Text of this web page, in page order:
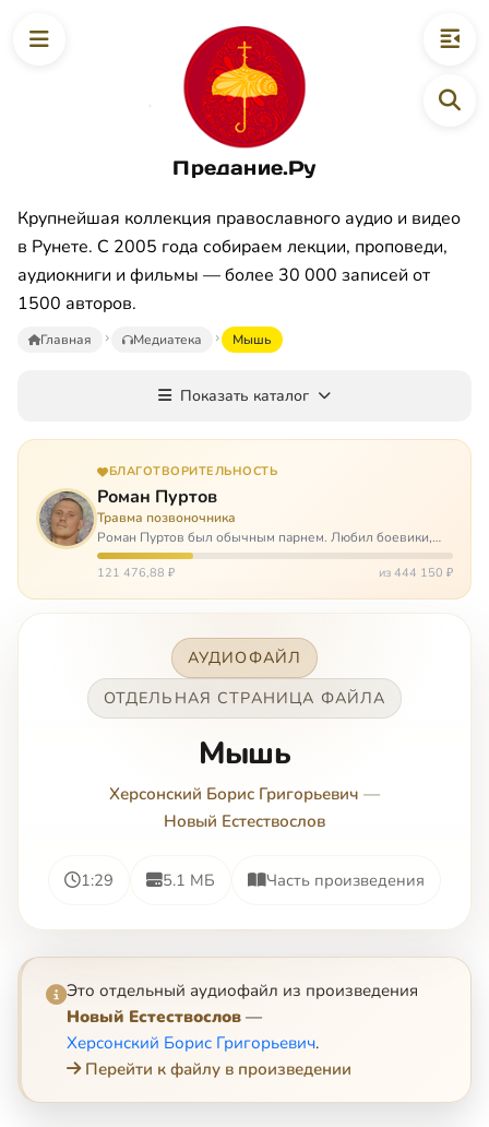
Предание.Ру
Крупнейшая коллекция православного аудио и видео
в Рунете. С 2005 года собираем лекции, проповеди,
аудиокниги и фильмы — более 30 000 записей от
1500 авторов.
Главная Медиатека Мышь
Показать каталог
БЛАГОТВОРИТЕЛЬНОСТЬ
Роман Пуртов
Травма позвоночника
Роман Пуртов был обычным парнем. Любил боевики,
хорошие автомобили, был не дурак поиграть в комп,
любил жену и обожал дочь. А потом, будучи
121 476,88 ₽ из 444 150 ₽
АУДИОФАЙЛ
ОТДЕЛЬНАЯ СТРАНИЦА ФАЙЛА
Мышь
Херсонский Борис Григорьевич —
Новый Естествослов
1:29 5.1 МБ Часть произведения
Это отдельный аудиофайл из произведения
Новый Естествослов —
Херсонский Борис Григорьевич.
Перейти к файлу в произведении